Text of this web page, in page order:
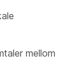
mellom